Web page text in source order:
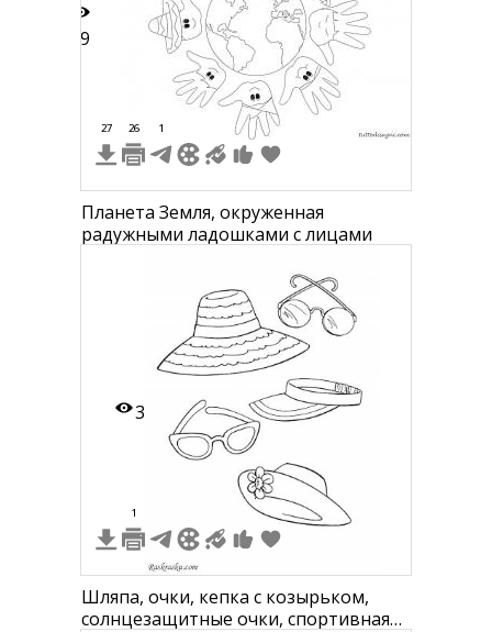
79
27 26 1
Планета Земля, окруженная
радужными ладошками с лицами
3
1
Шляпа, очки, кепка с козырьком,
солнцезащитные очки, спортивная